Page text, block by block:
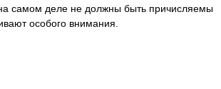
самом деле не должны быть причисляемы
особого внимания.